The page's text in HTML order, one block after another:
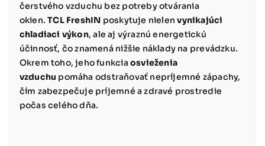
čerstvého vzduchu bez potreby otvárania
okien.TCL FreshIN poskytuje nielen vynikajúci
chladiaci výkon, ale aj výraznú energetickú
účinnosť, čo znamená nižšie náklady na prevádzku.
Okrem toho, jeho funkcia osvieženia
vzduchu pomáha odstraňovať nepríjemné zápachy,
čím zabezpečuje príjemné a zdravé prostredie
počas celého dňa.